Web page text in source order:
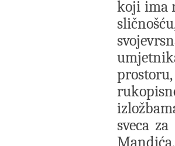
koji ima
sveca